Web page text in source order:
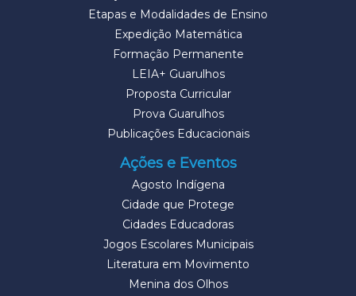
Etapas e Modalidades de Ensino
Expedição Matemática
Formação Permanente
LEIA+ Guarulhos
Proposta Curricular
Prova Guarulhos
Publicações Educacionais
Ações e Eventos
Agosto Indígena
Cidade que Protege
Cidades Educadoras
Jogos Escolares Municipais
Literatura em Movimento
Menina dos Olhos